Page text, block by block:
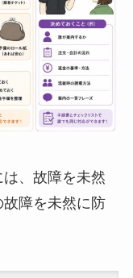
、故障を未然
障を未然に防